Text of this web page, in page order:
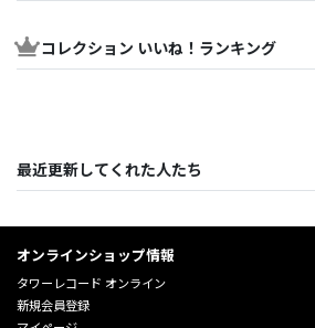
コレクション いいね！ランキング
最近更新してくれた人たち
オンラインショップ情報
タワーレコード オンライン
新規会員登録